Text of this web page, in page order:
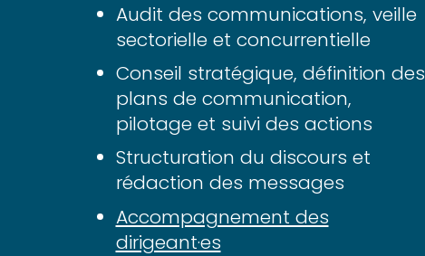
Audit des communications, veille
sectorielle et concurrentielle
Conseil stratégique, définition des
plans de communication,
pilotage et suivi des actions
Structuration du discours et
rédaction des messages
Accompagnement des
dirigeant·es